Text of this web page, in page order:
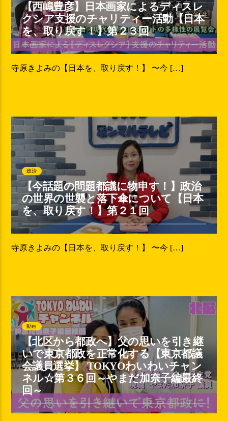
【西嶋豊彦】日本画家によるディスレ
クシア支援のチャリティー活動【日本
を、取り戻す！】第２３回
寺原きよみの【日本を、取り戻す！】 〜今 […]
政治
【今話題の問題都議に物申す！】政治
の世界の世襲と落下傘について【日本
を、取り戻す！】第２１回
寺原きよみの【日本を、取り戻す！】 〜今 […]
動画
【北区から都政へ】父の思いを引き継
いで東京都政を正常化する【東京都議
会議員選挙】 TOKYOわいわいチャン
ネル☆第３６回～やまだ加奈子編最終
回～